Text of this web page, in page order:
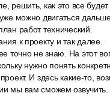
решить, как это все
уже можно двигаться
работ технический.
к проекту и так далее.
точно не знаю. На этот
нужно понять
И здесь какие-то,
мы вам сможем озвучить.